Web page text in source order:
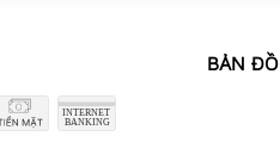
BẢN ĐỒ